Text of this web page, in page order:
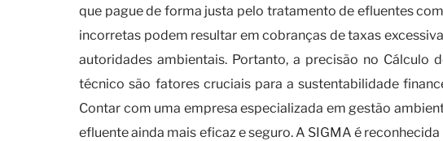
que pague de forma justa pelo tratamento de efluentes
incorretas podem resultar em cobranças de taxas
autoridades ambientais. Portanto, a precisão no Cálculo
técnico são fatores cruciais para a sustentabilidade
Contar com uma empresa especializada em gestão
efluente ainda mais eficaz e seguro. A SIGMA é